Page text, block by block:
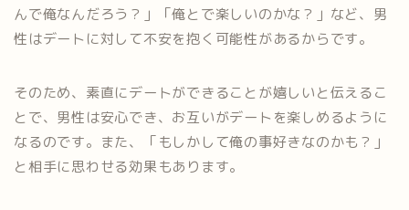
んで俺なんだろう？」「俺とで楽しいのかな？」など、男
性はデートに対して不安を抱く可能性があるからです。
そのため、素直にデートができることが嬉しいと伝えるこ
とで、男性は安心でき、お互いがデートを楽しめるように
なるのです。また、「もしかして俺の事好きなのかも？」
と相手に思わせる効果もあります。